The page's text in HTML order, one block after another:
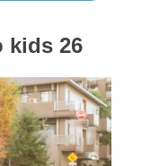
kids 26